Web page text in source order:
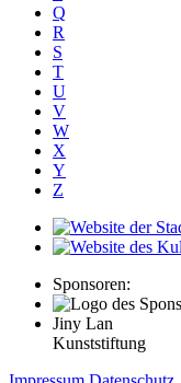
Q
R
S
T
U
V
W
X
Y
Z
Sponsoren:
Jiny Lan
Kunststiftung